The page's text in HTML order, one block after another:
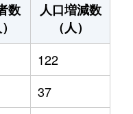
数
人口増減数
（人）
122
37